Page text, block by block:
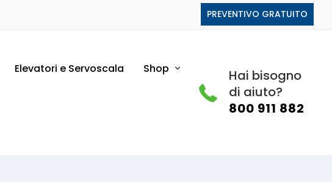
PREVENTIVO GRATUITO
Elevatori e Servoscala Shop
Hai bisogno
di aiuto?
800 911 882